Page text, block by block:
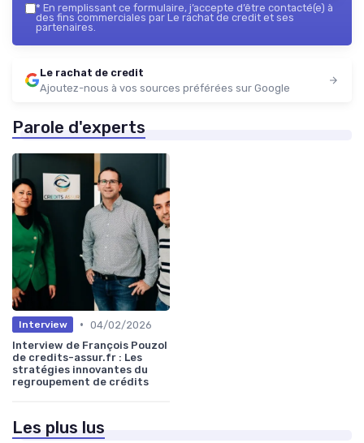
* En remplissant ce formulaire, j’accepte d’être contacté(e) à
des fins commerciales par Le rachat de credit et ses
partenaires.
Le rachat de credit
Ajoutez-nous à vos sources préférées sur Google
Parole d'experts
Interview • 04/02/2026
Interview de François Pouzol
de credits-assur.fr : Les
stratégies innovantes du
regroupement de crédits
Les plus lus